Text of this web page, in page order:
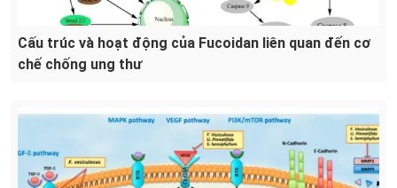
Cấu trúc và hoạt động của Fucoidan liên quan đến cơ
chế chống ung thư